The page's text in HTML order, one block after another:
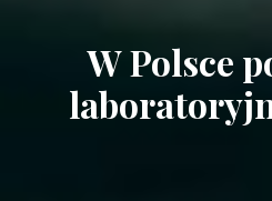
W Polsce